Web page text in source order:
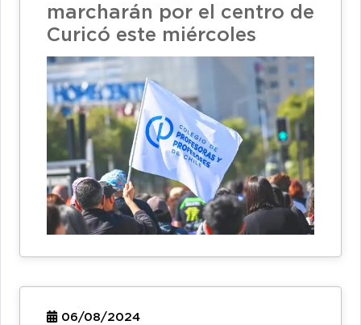
marcharán por el centro de
Curicó este miércoles
06/08/2024